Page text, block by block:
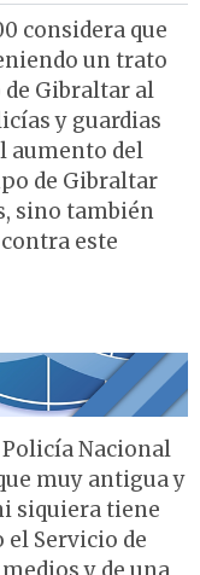
considera que
un trato
Gibraltar al
y guardias
aumento del
de Gibraltar
sino también
este
Nacional
muy antigua y
siquiera tiene
Servicio de